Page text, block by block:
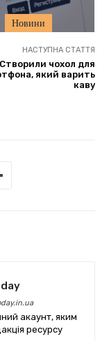
Новини
НАСТУПНА СТАТТЯ
Створили чохол для
який варить
каву
акаунт, яким
ресурсу